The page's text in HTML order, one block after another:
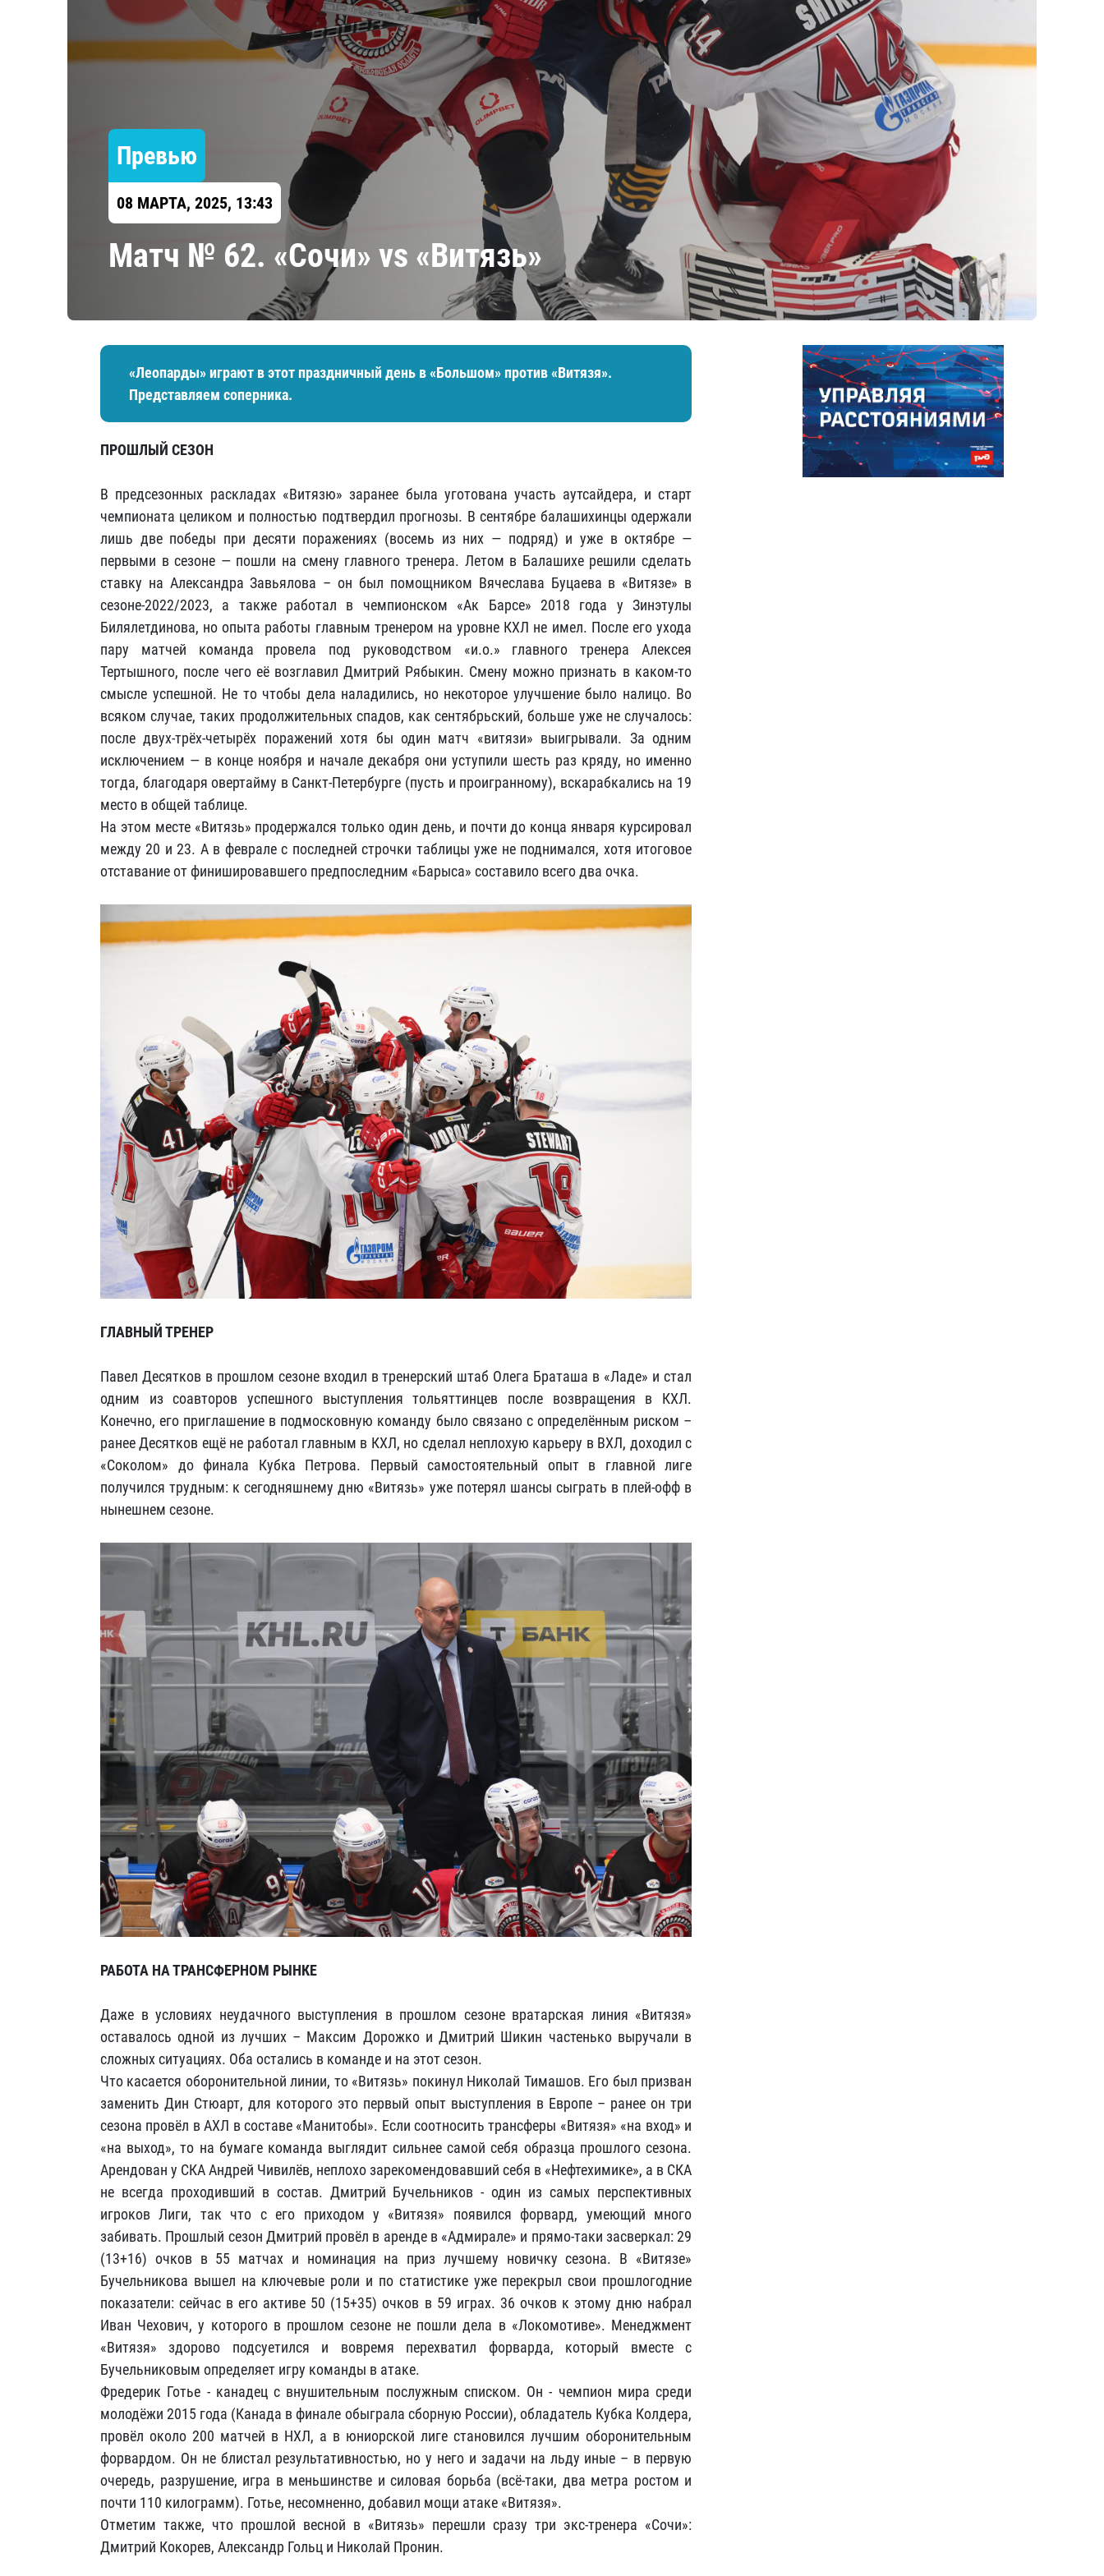
Локомотив
Северсталь
ЦСКА
Амур
Барыс
Салават Юлаев
Сибирь
Превью
08 МАРТА, 2025, 13:43
Матч № 62. «Сочи» vs «Витязь»
«Леопарды» играют в этот праздничный день в «Большом» против «Витязя».
Представляем соперника.
ПРОШЛЫЙ СЕЗОН
В предсезонных раскладах «Витязю» заранее была уготована участь аутсайдера, и старт
чемпионата целиком и полностью подтвердил прогнозы. В сентябре балашихинцы одержали
лишь две победы при десяти поражениях (восемь из них — подряд) и уже в октябре —
первыми в сезоне — пошли на смену главного тренера. Летом в Балашихе решили сделать
ставку на Александра Завьялова – он был помощником Вячеслава Буцаева в «Витязе» в
сезоне-2022/2023, а также работал в чемпионском «Ак Барсе» 2018 года у Зинэтулы
Билялетдинова, но опыта работы главным тренером на уровне КХЛ не имел. После его ухода
пару матчей команда провела под руководством «и.о.» главного тренера Алексея
Тертышного, после чего её возглавил Дмитрий Рябыкин. Смену можно признать в каком-то
смысле успешной. Не то чтобы дела наладились, но некоторое улучшение было налицо. Во
всяком случае, таких продолжительных спадов, как сентябрьский, больше уже не случалось:
после двух-трёх-четырёх поражений хотя бы один матч «витязи» выигрывали. За одним
исключением — в конце ноября и начале декабря они уступили шесть раз кряду, но именно
тогда, благодаря овертайму в Санкт-Петербурге (пусть и проигранному), вскарабкались на 19
место в общей таблице.
На этом месте «Витязь» продержался только один день, и почти до конца января курсировал
между 20 и 23. А в феврале с последней строчки таблицы уже не поднимался, хотя итоговое
отставание от финишировавшего предпоследним «Барыса» составило всего два очка.
ГЛАВНЫЙ ТРЕНЕР
Павел Десятков в прошлом сезоне входил в тренерский штаб Олега Браташа в «Ладе» и стал
одним из соавторов успешного выступления тольяттинцев после возвращения в КХЛ.
Конечно, его приглашение в подмосковную команду было связано с определённым риском –
ранее Десятков ещё не работал главным в КХЛ, но сделал неплохую карьеру в ВХЛ, доходил с
«Соколом» до финала Кубка Петрова. Первый самостоятельный опыт в главной лиге
получился трудным: к сегодняшнему дню «Витязь» уже потерял шансы сыграть в плей-офф в
нынешнем сезоне.
РАБОТА НА ТРАНСФЕРНОМ РЫНКЕ
Даже в условиях неудачного выступления в прошлом сезоне вратарская линия «Витязя»
оставалось одной из лучших – Максим Дорожко и Дмитрий Шикин частенько выручали в
сложных ситуациях. Оба остались в команде и на этот сезон.
Что касается оборонительной линии, то «Витязь» покинул Николай Тимашов. Его был призван
заменить Дин Стюарт, для которого это первый опыт выступления в Европе – ранее он три
сезона провёл в АХЛ в составе «Манитобы». Если соотносить трансферы «Витязя» «на вход» и
«на выход», то на бумаге команда выглядит сильнее самой себя образца прошлого сезона.
Арендован у СКА Андрей Чивилёв, неплохо зарекомендовавший себя в «Нефтехимике», а в СКА
не всегда проходивший в состав. Дмитрий Бучельников - один из самых перспективных
игроков Лиги, так что с его приходом у «Витязя» появился форвард, умеющий много
забивать. Прошлый сезон Дмитрий провёл в аренде в «Адмирале» и прямо-таки засверкал: 29
(13+16) очков в 55 матчах и номинация на приз лучшему новичку сезона. В «Витязе»
Бучельникова вышел на ключевые роли и по статистике уже перекрыл свои прошлогодние
показатели: сейчас в его активе 50 (15+35) очков в 59 играх. 36 очков к этому дню набрал
Иван Чехович, у которого в прошлом сезоне не пошли дела в «Локомотиве». Менеджмент
«Витязя» здорово подсуетился и вовремя перехватил форварда, который вместе с
Бучельниковым определяет игру команды в атаке.
Фредерик Готье - канадец с внушительным послужным списком. Он - чемпион мира среди
молодёжи 2015 года (Канада в финале обыграла сборную России), обладатель Кубка Колдера,
провёл около 200 матчей в НХЛ, а в юниорской лиге становился лучшим оборонительным
форвардом. Он не блистал результативностью, но у него и задачи на льду иные – в первую
очередь, разрушение, игра в меньшинстве и силовая борьба (всё-таки, два метра ростом и
почти 110 килограмм). Готье, несомненно, добавил мощи атаке «Витязя».
Отметим также, что прошлой весной в «Витязь» перешли сразу три экс-тренера «Сочи»:
Дмитрий Кокорев, Александр Гольц и Николай Пронин.